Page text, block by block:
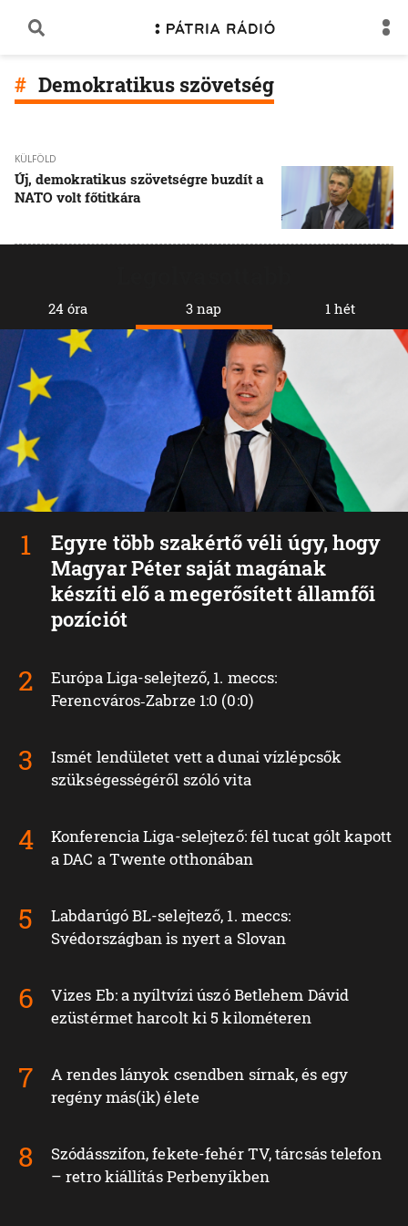
Demokratikus szövetség
KÜLFÖLD
Új, demokratikus szövetségre buzdít a
NATO volt főtitkára
24 óra 3 nap
Egyre több szakértő véli úgy, hogy
Magyar Péter saját magának
készíti elő a megerősített államfői
pozíciót
Európa Liga-selejtező, 1. meccs:
Ferencváros‑Zabrze 1:0 (0:0)
Ismét lendületet vett a dunai vízlépcsők
szükségességéről szóló vita
Konferencia Liga-selejtező: fél tucat gólt kapott
a DAC a Twente otthonában
Labdarúgó BL-selejtező, 1. meccs:
Svédországban is nyert a Slovan
Vizes Eb: a nyíltvízi úszó Betlehem Dávid
ezüstérmet harcolt ki 5 kilométeren
A rendes lányok csendben sírnak, és egy
regény más(ik) élete
Szódásszifon, fekete-fehér TV, tárcsás telefon
– retro kiállítás Perbenyíkben
1 hét